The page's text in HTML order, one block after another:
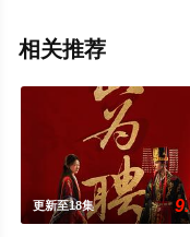
相关推荐
更新至18集